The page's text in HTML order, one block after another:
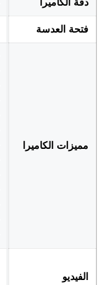
فتحة العدسة
مميزات الكاميرا
الفيديو